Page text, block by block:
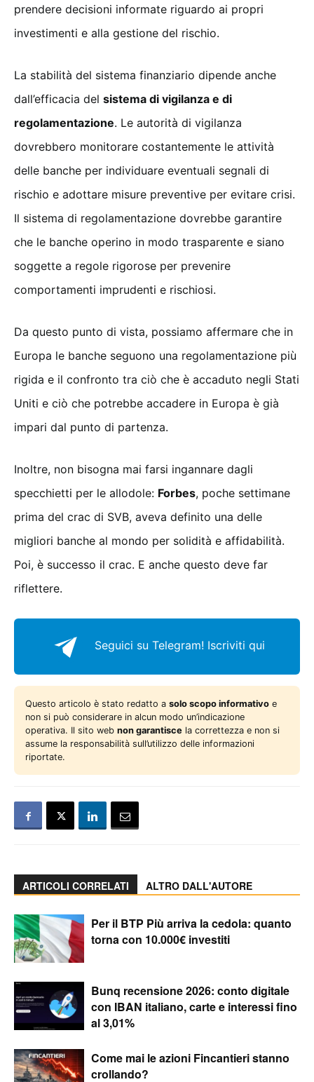
prendere decisioni informate riguardo ai propri
investimenti e alla gestione del rischio.
La stabilità del sistema finanziario dipende anche
dall’efficacia del sistema di vigilanza e di
regolamentazione. Le autorità di vigilanza
dovrebbero monitorare costantemente le attività
delle banche per individuare eventuali segnali di
rischio e adottare misure preventive per evitare crisi.
Il sistema di regolamentazione dovrebbe garantire
che le banche operino in modo trasparente e siano
soggette a regole rigorose per prevenire
comportamenti imprudenti e rischiosi.
Da questo punto di vista, possiamo affermare che in
Europa le banche seguono una regolamentazione più
rigida e il confronto tra ciò che è accaduto negli Stati
Uniti e ciò che potrebbe accadere in Europa è già
impari dal punto di partenza.
Inoltre, non bisogna mai farsi ingannare dagli
specchietti per le allodole: Forbes, poche settimane
prima del crac di SVB, aveva definito una delle
migliori banche al mondo per solidità e affidabilità.
Poi, è successo il crac. E anche questo deve far
riflettere.
Seguici su Telegram! Iscriviti qui
Questo articolo è stato redatto a solo scopo informativo e
non si può considerare in alcun modo un’indicazione
operativa. Il sito web non garantisce la correttezza e non si
assume la responsabilità sull’utilizzo delle informazioni
riportate.
ARTICOLI CORRELATI ALTRO DALL'AUTORE
Per il BTP Più arriva la cedola: quanto
torna con 10.000€ investiti
Bunq recensione 2026: conto digitale
con IBAN italiano, carte e interessi fino
al 3,01%
Come mai le azioni Fincantieri stanno
crollando?